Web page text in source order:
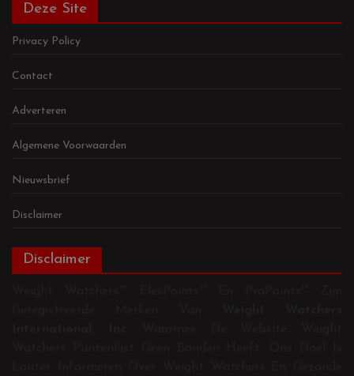
Deze Site
Privacy Policy
Contact
Adverteren
Algemene Voorwaarden
Nieuwsbrief
Disclaimer
Disclaimer